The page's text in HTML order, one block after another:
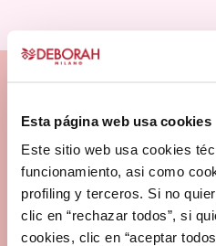
Esta página web usa cookies
Este sitio web usa cookies
funcionamiento, asi como
profiling y terceros. Si no
clic en “rechazar todos”, si
cookies, clic en “aceptar